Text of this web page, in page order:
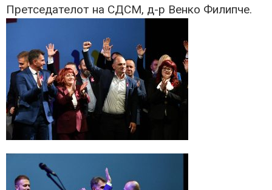
Претседателот на СДСМ, д-р Венко Филипче.